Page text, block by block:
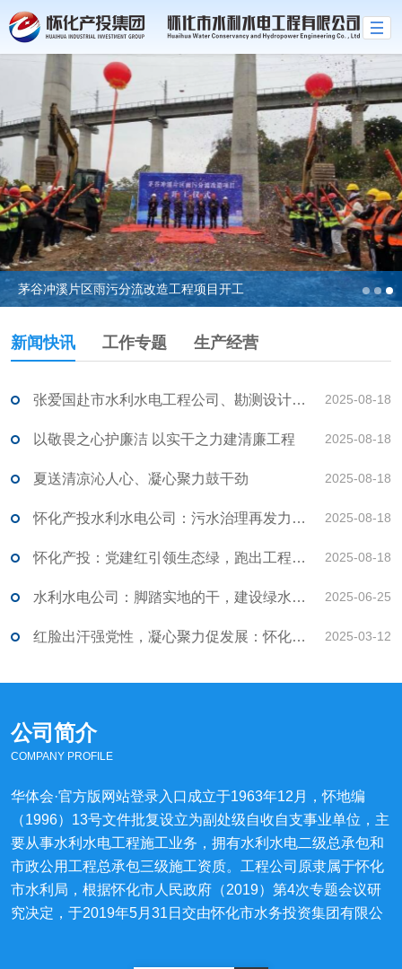
茅谷冲溪片区雨污分流改造工程项目开工
新闻快讯 工作专题 生产经营
2025-08-18
张爱国赴市水利水电工程公司、勘测设计院开展调研
2025-08-18
以敬畏之心护廉洁 以实干之力建清廉工程
2025-08-18
夏送清凉沁人心、凝心聚力鼓干劲
2025-08-18
怀化产投水利水电公司：污水治理再发力！ 岩堰溪、潭口溪截污干管改造工程开工
2025-08-18
怀化产投：党建红引领生态绿，跑出工程建设“加速度”
2025-06-25
水利水电公司：脚踏实地的干，建设绿水青山
2025-03-12
红脸出汗强党性，凝心聚力促发展：怀化市水利水电党支部组织生活会召开
公司简介
COMPANY PROFILE
华体会·官方版网站登录入口成立于1963年12月，怀地编
（1996）13号文件批复设立为副处级自收自支事业单位，主
要从事水利水电工程施工业务，拥有水利水电二级总承包和
市政公用工程总承包三级施工资质。工程公司原隶属于怀化
市水利局，根据怀化市人民政府（2019）第4次专题会议研
究决定，于2019年5月31日交由怀化市水务投资集团有限公